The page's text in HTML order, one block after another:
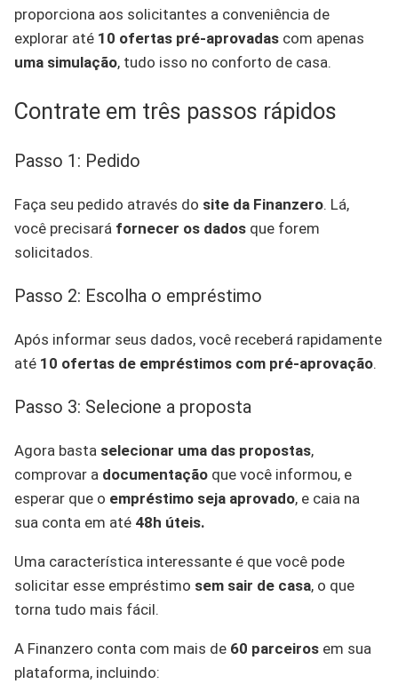
proporciona aos solicitantes a conveniência de
explorar até 10 ofertas pré-aprovadas com apenas
uma simulação, tudo isso no conforto de casa.
Contrate em três passos rápidos
Passo 1: Pedido
Faça seu pedido através do site da Finanzero. Lá,
você precisará fornecer os dados que forem
solicitados.
Passo 2: Escolha o empréstimo
Após informar seus dados, você receberá rapidamente
até 10 ofertas de empréstimos com pré-aprovação.
Passo 3: Selecione a proposta
Agora basta selecionar uma das propostas,
comprovar a documentação que você informou, e
esperar que o empréstimo seja aprovado, e caia na
sua conta em até 48h úteis.
Uma característica interessante é que você pode
solicitar esse empréstimo sem sair de casa, o que
torna tudo mais fácil.
A Finanzero conta com mais de 60 parceiros em sua
plataforma, incluindo: